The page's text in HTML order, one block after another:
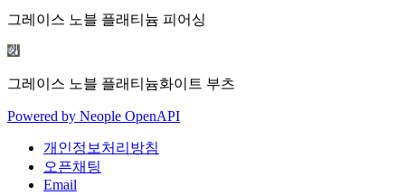
그레이스 노블 플래티늄 피어싱
그레이스 노블 플래티늄화이트 부츠
Powered by Neople OpenAPI
개인정보처리방침
오픈채팅
Email